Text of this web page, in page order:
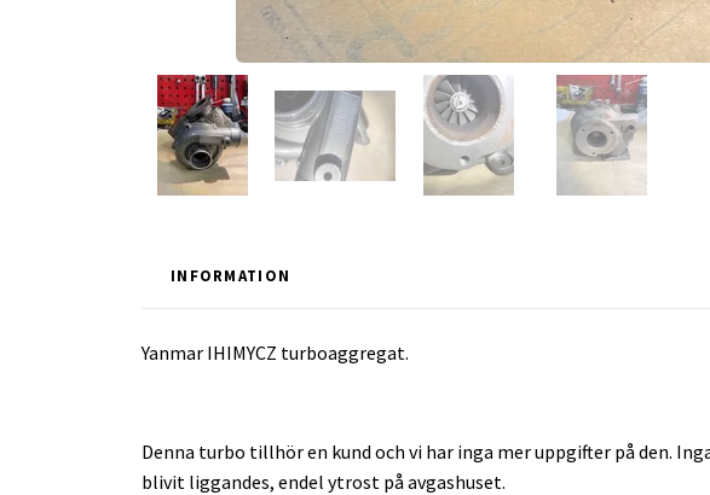
INFORMATION
Yanmar IHIMYCZ turboaggregat.
Denna turbo tillhör en kund och vi har inga mer uppgifter på den.
blivit liggandes, endel ytrost på avgashuset.